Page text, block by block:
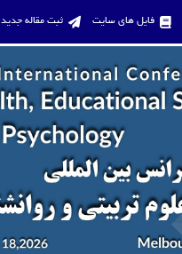
فایل های سایت ثبت مقاله جدید